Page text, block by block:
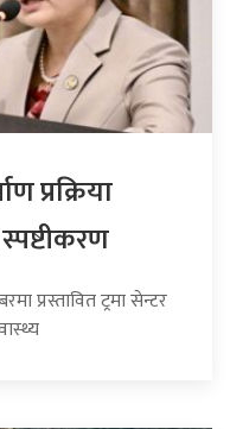
प्रक्रिया
प्रस्तावित ट्रमा सेन्टर